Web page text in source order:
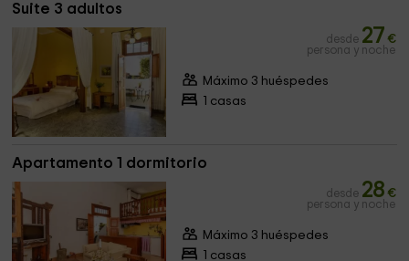
Suite 3 adultos
desde 27 €
persona y noche
Máximo 3 huéspedes
1 casas
Apartamento 1 dormitorio
desde 28 €
persona y noche
Máximo 3 huéspedes
1 casas